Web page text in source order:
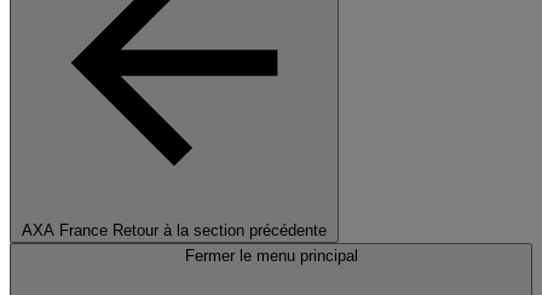
AXA France Retour à la section précédente
Fermer le menu principal